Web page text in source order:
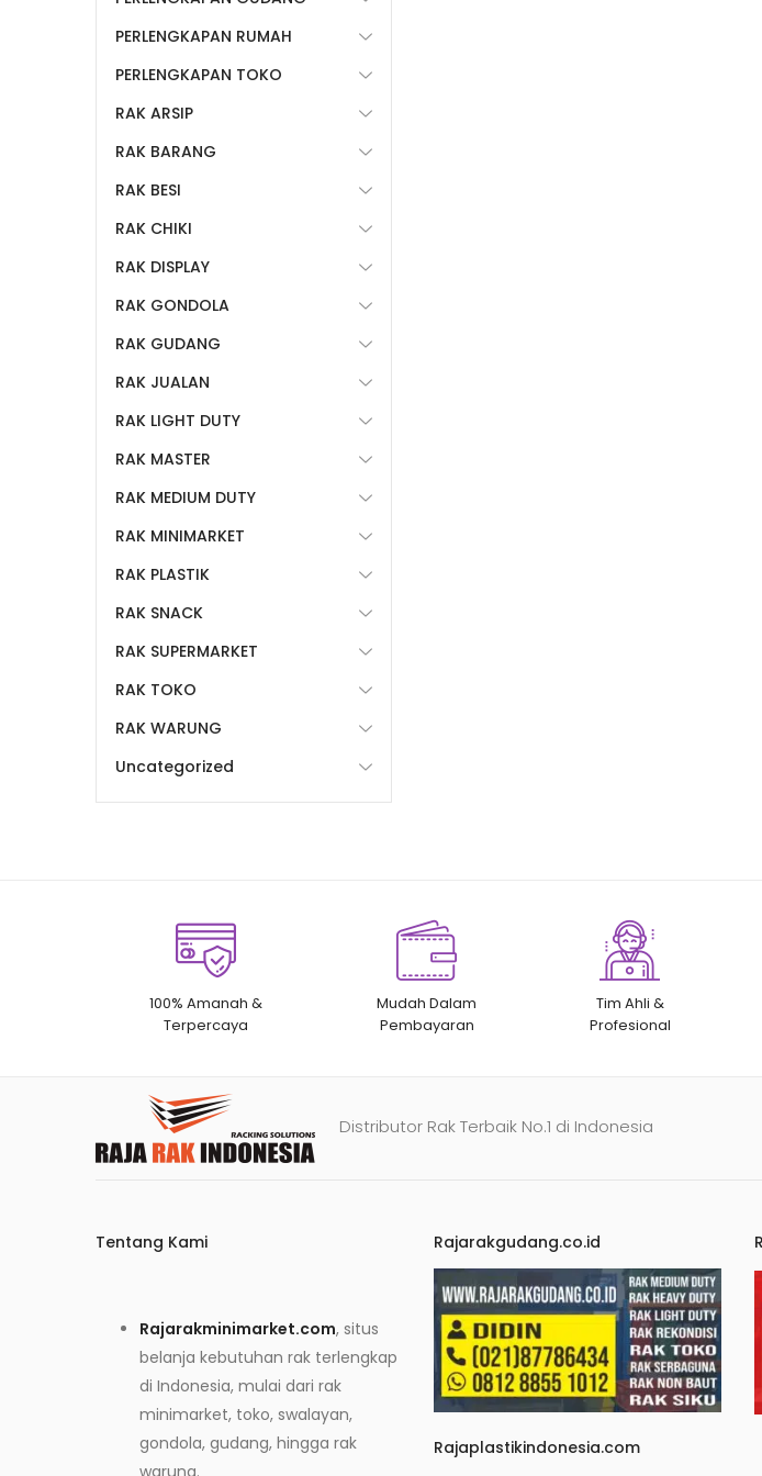
PERLENGKAPAN RUMAH
PERLENGKAPAN TOKO
RAK ARSIP
RAK BARANG
RAK BESI
RAK CHIKI
RAK DISPLAY
RAK GONDOLA
RAK GUDANG
RAK JUALAN
RAK LIGHT DUTY
RAK MASTER
RAK MEDIUM DUTY
RAK MINIMARKET
RAK PLASTIK
RAK SNACK
RAK SUPERMARKET
RAK TOKO
RAK WARUNG
Uncategorized
100% Amanah &
Terpercaya
Mudah Dalam
Pembayaran
Tim Ahli &
Profesional
Distributor Rak Terbaik No.1 di Indonesia
Tentang Kami
Rajarakminimarket.com, situs
belanja kebutuhan rak terlengkap
di Indonesia, mulai dari rak
minimarket, toko, swalayan,
gondola, gudang, hingga rak
warung.
Rajarakgudang.co.id
Rajaplastikindonesia.com